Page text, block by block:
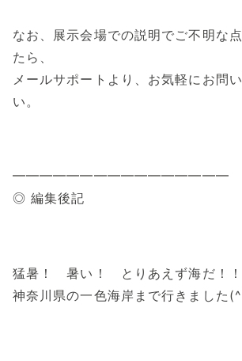
なお、展示会場での説明でご不明な
たら、
メールサポートより、お気軽にお問
い。
━━━━━━━━━━━━━━━━
◎ 編集後記
猛暑！ 暑い！ とりあえず海だ！
神奈川県の一色海岸まで行きました